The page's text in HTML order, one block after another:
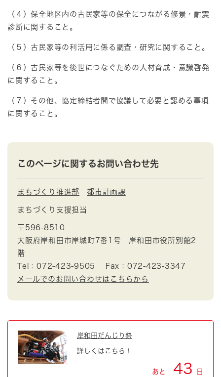
（４）保全地区内の古民家等の保全につながる修景・耐震
診断に関すること。
（５）古民家等の利活用に係る調査・研究に関すること。
（６）古民家等を後世につなぐための人材育成・意識啓発
に関すること。
（７）その他、協定締結者間で協議して必要と認める事項
に関すること。
このページに関するお問い合わせ先
まちづくり推進部 都市計画課
まちづくり支援担当
〒596-8510
大阪府岸和田市岸城町7番1号 岸和田市役所別館2
階
Tel：072-423-9505
Fax：072-423-3347
メールでのお問い合わせはこちらから
岸和田だんじり祭
詳しくはこちら！
あと 43 日